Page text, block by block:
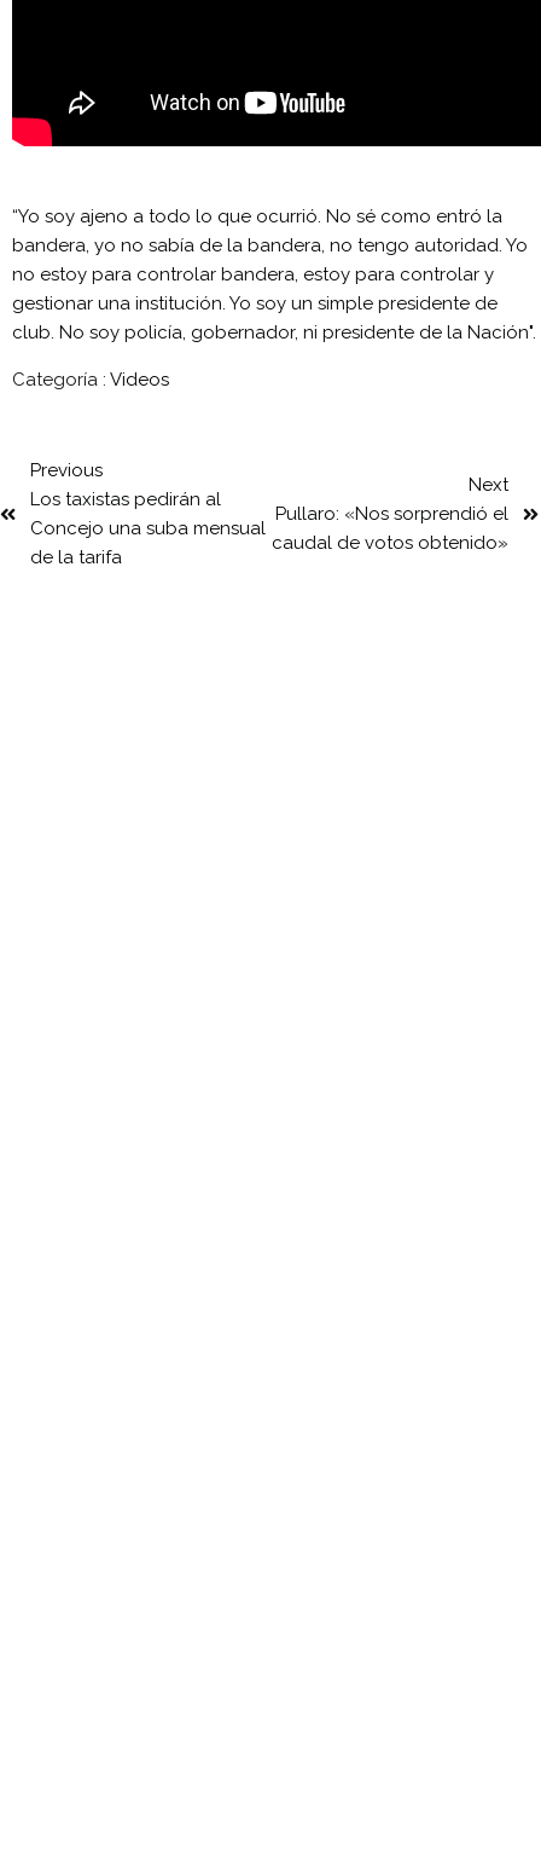
“Yo soy ajeno a todo lo que ocurrió. No sé como entró la
bandera, yo no sabía de la bandera, no tengo autoridad. Yo
no estoy para controlar bandera, estoy para controlar y
gestionar una institución. Yo soy un simple presidente de
club. No soy policía, gobernador, ni presidente de la Nación".
Categoría : Videos
Previous
Los taxistas pedirán al
Concejo una suba mensual
de la tarifa
Next
Pullaro: «Nos sorprendió el
caudal de votos obtenido»